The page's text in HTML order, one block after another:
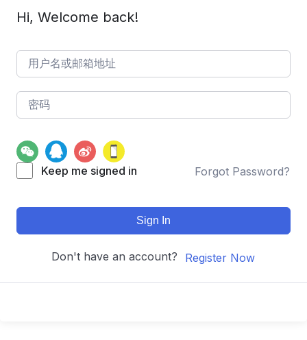
Hi, Welcome back!
Keep me signed in Forgot Password?
Sign In
Don't have an account? Register Now